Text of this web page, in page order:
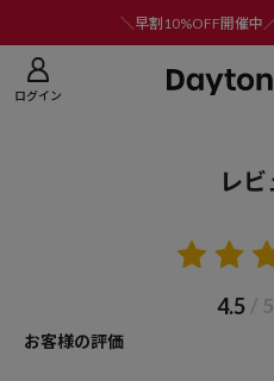
＼早割10%OFF開催中
ログイン
レビ
4.5 / 5
お客様の評価